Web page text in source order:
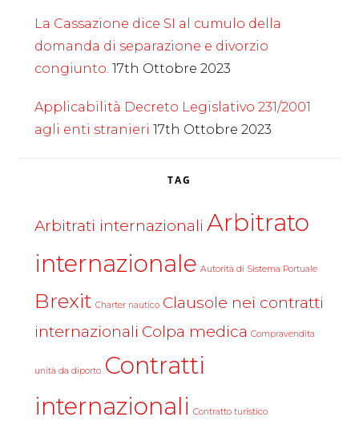
La Cassazione dice SI al cumulo della
domanda di separazione e divorzio
congiunto. 17th Ottobre 2023
Applicabilità Decreto Legislativo 231/2001
agli enti stranieri 17th Ottobre 2023
TAG
Arbitrati internazionali Arbitrato
internazionale Autorità di Sistema Portuale
Brexit Charter nautico Clausole nei contratti
internazionali Colpa medica Compravendita
unità da diporto Contratti
internazionali Contratto turistico